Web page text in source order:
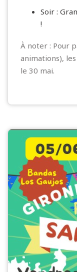
Soir :
!
À noter : Pour
animations),
le 30 mai.